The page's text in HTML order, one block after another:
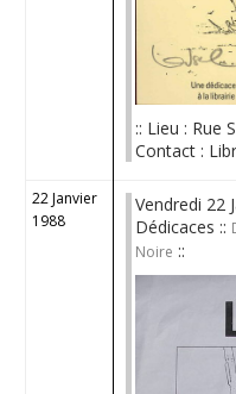
:: Lieu : Rue
Contact :
22 Janvier
1988
Vendredi 22
Dédicaces ::
Noire ::